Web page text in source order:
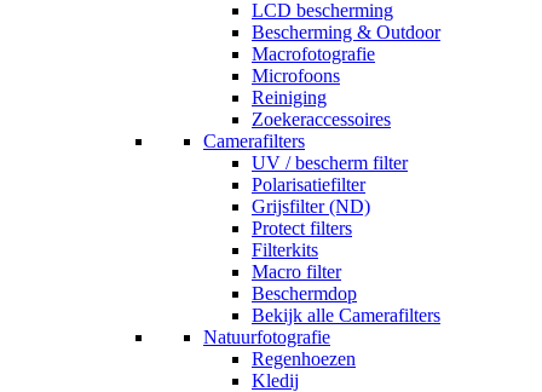
LCD bescherming
Bescherming & Outdoor
Macrofotografie
Microfoons
Reiniging
Zoekeraccessoires
Camerafilters
UV / bescherm filter
Polarisatiefilter
Grijsfilter (ND)
Protect filters
Filterkits
Macro filter
Beschermdop
Bekijk alle Camerafilters
Natuurfotografie
Regenhoezen
Kledij